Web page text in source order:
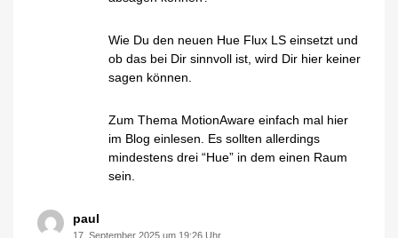
Wie Du den neuen Hue Flux LS einsetzt und
ob das bei Dir sinnvoll ist, wird Dir hier keiner
sagen können.
Zum Thema MotionAware einfach mal hier
im Blog einlesen. Es sollten allerdings
mindestens drei “Hue” in dem einen Raum
sein.
paul
17. September 2025 um 19:26 Uhr